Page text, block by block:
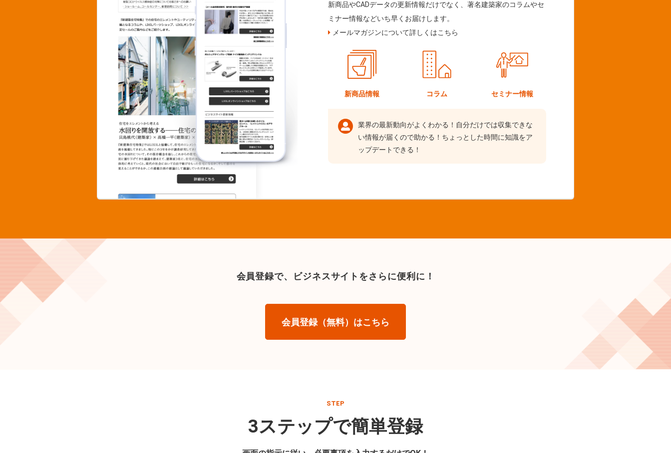
新商品やCADデータの更新情報だけでなく、著名建築家のコラムやセ
ミナー情報などいち早くお届けします。
メールマガジンについて詳しくはこちら
新商品情報 コラム セミナー情報
業界の最新動向がよくわかる！自分だけでは収集できな
い情報が届くので助かる！ちょっとした時間に知識をア
ップデートできる！
会員登録で、 ビジネスサイトをさらに便利に！
会員登録（無料）はこちら
STEP
3ステップで簡単登録